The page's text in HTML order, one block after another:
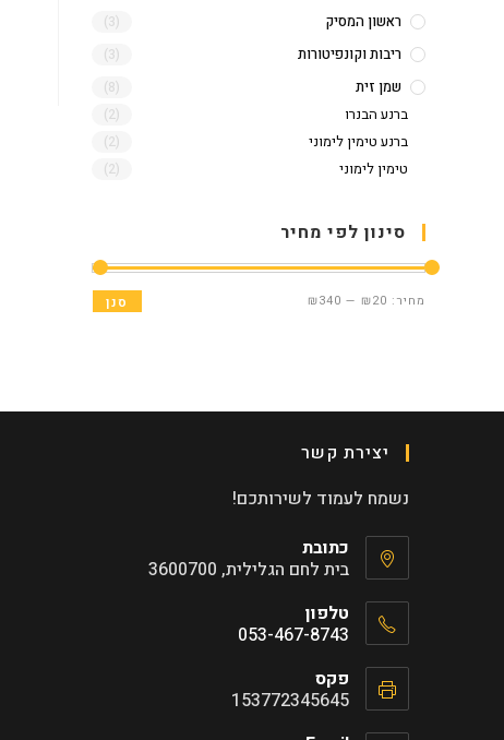
ראשון המסיק (3)
ריבות וקונפיטורות (3)
שמן זית (8)
ברנע הבנרו (2)
ברנע טימין לימוני (2)
טימין לימוני (2)
סינון לפי מחיר
מחיר
מחיר
סנן מחיר: ₪20
—
₪340
יצירת קשר
נשמח לעמוד לשירותכם!
כתובת
בית לחם הגלילית, 3600700
טלפון
053-467-8743
in
your
פקס
153772345645